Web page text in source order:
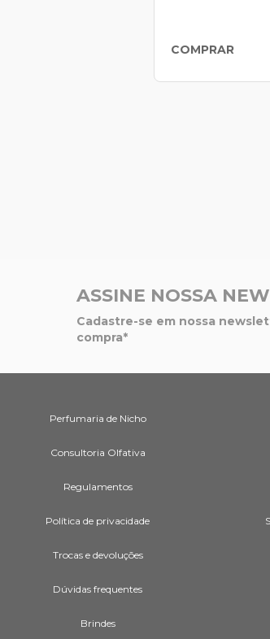
COMPRAR
ASSINE NOSSA
Cadastre-se em nossa
compra*
Perfumaria de Nicho
Consultoria Olfativa
Regulamentos
Política de privacidade
Trocas e devoluções
Dúvidas frequentes
Brindes